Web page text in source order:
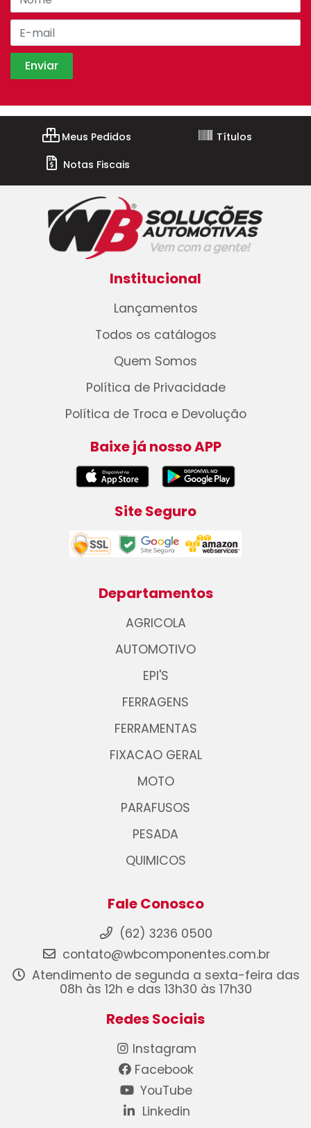
Meus Pedidos
Títulos
Notas Fiscais
Institucional
Lançamentos
Todos os catálogos
Quem Somos
Política de Privacidade
Política de Troca e Devolução
Baixe já nosso APP
Site Seguro
Departamentos
AGRICOLA
AUTOMOTIVO
EPI'S
FERRAGENS
FERRAMENTAS
FIXACAO GERAL
MOTO
PARAFUSOS
PESADA
QUIMICOS
Fale Conosco
(62) 3236 0500
contato@wbcomponentes.com.br
Atendimento de segunda a sexta-feira das
08h às 12h e das 13h30 às 17h30
Redes Sociais
Instagram
Facebook
YouTube
Linkedin